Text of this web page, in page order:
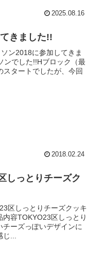
2025.08.16
きました!!
ン2018に参加してきま
ンでした!!Hブロック（最
タートでしたが、今回
2018.02.24
しっとりチーズク
区しっとりチーズクッキ
容TOKYO23区しっとり
ーズっぽいデザインに
...